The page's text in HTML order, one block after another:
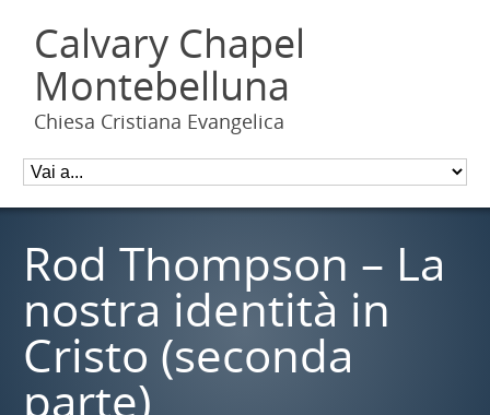
Calvary Chapel
Montebelluna
Chiesa Cristiana Evangelica
Rod Thompson – La
nostra identità in
Cristo (seconda
parte)